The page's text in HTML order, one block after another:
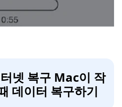
넷 복구 Mac이 작
데이터 복구하기